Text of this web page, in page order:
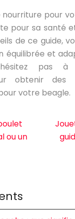
nourriture pour
pour sa santé
de ce guide,
équilibrée et
pas
obtenir des
votre beagle.
ou un